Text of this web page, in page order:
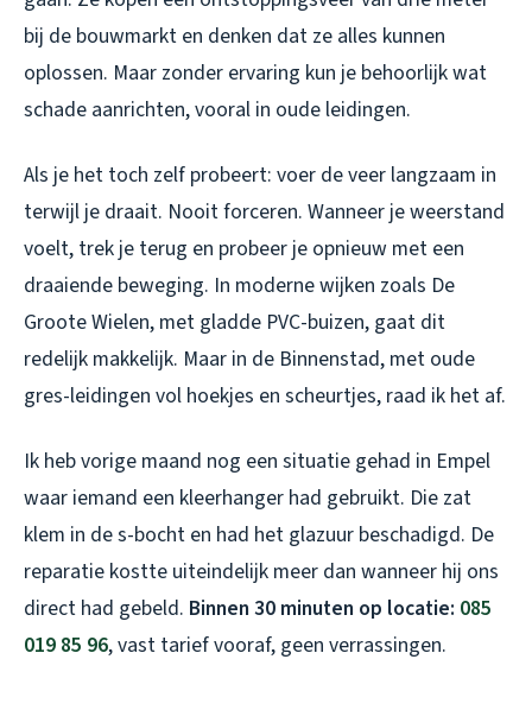
bij de bouwmarkt en denken dat ze alles kunnen
oplossen. Maar zonder ervaring kun je behoorlijk wat
schade aanrichten, vooral in oude leidingen.
Als je het toch zelf probeert: voer de veer langzaam in
terwijl je draait. Nooit forceren. Wanneer je weerstand
voelt, trek je terug en probeer je opnieuw met een
draaiende beweging. In moderne wijken zoals De
Groote Wielen, met gladde PVC-buizen, gaat dit
redelijk makkelijk. Maar in de Binnenstad, met oude
gres-leidingen vol hoekjes en scheurtjes, raad ik het af.
Ik heb vorige maand nog een situatie gehad in Empel
waar iemand een kleerhanger had gebruikt. Die zat
klem in de s-bocht en had het glazuur beschadigd. De
reparatie kostte uiteindelijk meer dan wanneer hij ons
direct had gebeld. Binnen 30 minuten op locatie: 085
019 85 96, vast tarief vooraf, geen verrassingen.